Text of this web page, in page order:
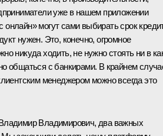
уже в нашем приложении
онлайн» могут сами выбирать срок
нужен. Это, конечно, огромное
никуда ходить, не нужно стоять ни в
общаться с банкирами. В крайнем
менеджером можно всегда это
Владимирович, два важных